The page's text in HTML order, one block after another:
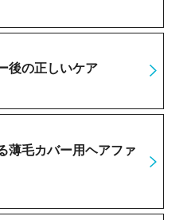
後の正しいケア
薄毛カバー用ヘアファ